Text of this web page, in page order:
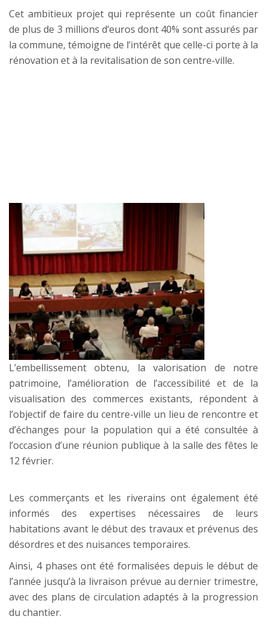
Cet ambitieux projet qui représente un coût financier
de plus de 3 millions d’euros dont 40% sont assurés par
la commune, témoigne de l’intérêt que celle-ci porte à la
rénovation et à la revitalisation de son centre-ville.
L’embellissement obtenu, la valorisation de notre
patrimoine, l’amélioration de l’accessibilité et de la
visualisation des commerces existants, répondent à
l’objectif de faire du centre-ville un lieu de rencontre et
d’échanges pour la population qui a été consultée à
l’occasion d’une réunion publique à la salle des fêtes le
12 février.
Les commerçants et les riverains ont également été
informés des expertises nécessaires de leurs
habitations avant le début des travaux et prévenus des
désordres et des nuisances temporaires.
Ainsi, 4 phases ont été formalisées depuis le début de
l’année jusqu’à la livraison prévue au dernier trimestre,
avec des plans de circulation adaptés à la progression
du chantier.